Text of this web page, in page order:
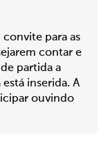
para as
contar e
partida a
inserida. A
ouvindo